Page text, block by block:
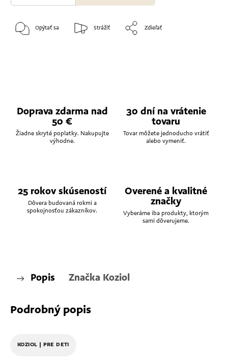
Opýtať sa Strážiť Zdieľať
Doprava zdarma nad
50 €
Žiadne skryté poplatky. Nakupujte
výhodne.
30 dní na vrátenie
tovaru
Tovar môžete jednoducho vrátiť
alebo vymeniť.
25 rokov skúseností
Dôvera budovaná rokmi a
spokojnosťou zákazníkov.
Overené a kvalitné
značky
Vyberáme iba produkty, ktorým
sami dôverujeme.
Popis Značka Koziol
Podrobný popis
KOZIOL | PRE DETI